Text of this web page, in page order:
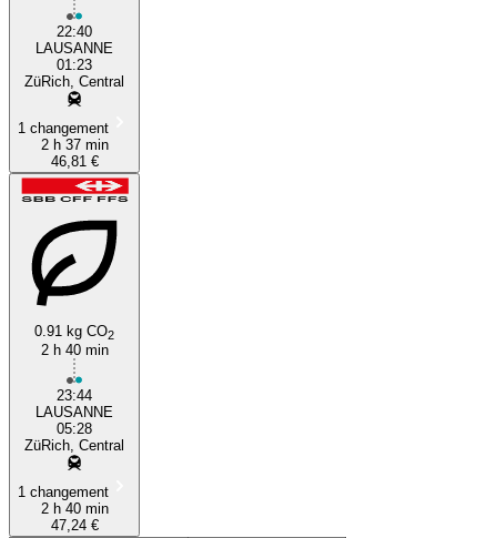
22:40
LAUSANNE
01:23
ZüRich, Central
1 changement
2 h 37 min
46,81 €
0.91 kg CO2
2 h 40 min
23:44
LAUSANNE
05:28
ZüRich, Central
1 changement
2 h 40 min
47,24 €